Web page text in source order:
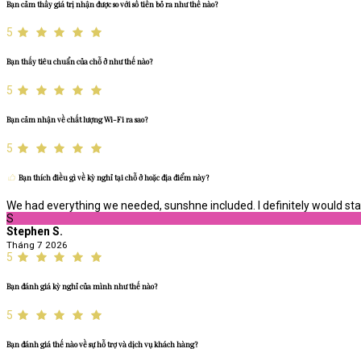
Bạn cảm thấy giá trị nhận được so với số tiền bỏ ra như thế nào?
5
Bạn thấy tiêu chuẩn của chỗ ở như thế nào?
5
Bạn cảm nhận về chất lượng Wi-Fi ra sao?
5
Bạn thích điều gì về kỳ nghỉ tại chỗ ở hoặc địa điểm này?
We had everything we needed, sunshne included. I definitely would
S
Stephen S.
Tháng 7 2026
5
Bạn đánh giá kỳ nghỉ của mình như thế nào?
5
Bạn đánh giá thế nào về sự hỗ trợ và dịch vụ khách hàng?